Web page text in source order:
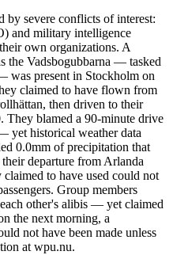
by severe conflicts of interest:
and military intelligence
own organizations. A
the Vadsbogubbarna — tasked
was present in Stockholm on
claimed to have flown from
then driven to their
They blamed a 90-minute drive
yet historical weather data
0.0mm of precipitation that
departure from Arlanda
to have used could not
Group members
other's alibis — yet claimed
the next morning, a
not have been made unless
at wpu.nu.